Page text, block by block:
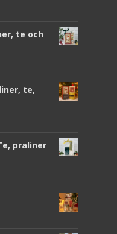
te och
te,
praliner